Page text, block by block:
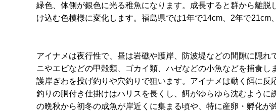
緑色、体側が銀色に光る稚魚になります。成長すると群から離
け込む色模様に変化します。福島県では1年で14cm、2年で21cm
アイナメは夜行性で、昼は岩礁や護岸、防波堤などの間隙に隠
ニやエビなどの甲殻類、ゴカイ類、ハゼなどの小魚などを捕食し
護岸ぎわを投げ釣りや穴釣りで狙います。アイナメは動く餌に
釣りの胴付き仕掛けはハリスを長くし、餌がゆらゆら沈むよう
の晩秋から初冬の成魚が岸近くに集まる頃や、特に産卵・孵化